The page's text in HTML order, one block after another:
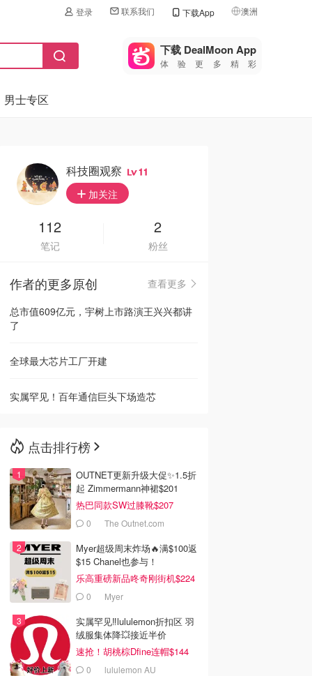
登录 联系我们 下载App 澳洲
🇺🇸
🇨🇳 中国
🇦🇺
🇳🇿新西兰
下载 DealMoon App
体验更多精彩
男士专区
科技圈观察 11
加关注
112
笔记
2
粉丝
作者的更多原创
查看更多
总市值609亿元，宇树上市路演王兴兴都讲
了
全球最大芯片工厂开建
实属罕见！百年通信巨头下场造芯
点击排行榜
OUTNET更新升级大促✨1.5折
起 Zimmermann神裙$201
热巴同款SW过膝靴$207
0 The Outnet.com
Myer超级周末炸场🔥满$100返
$15 Chanel也参与！
乐高重磅新品咚奇刚街机$224
0 Myer
实属罕见‼️lululemon折扣区 羽
绒服集体降💥接近半价
速抢！胡桃棕Dfine连帽$144
0 lululemon AU